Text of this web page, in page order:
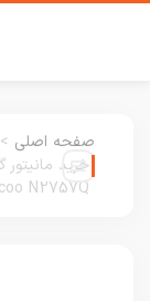
صفحه اصلی >
خرید
N2757Q